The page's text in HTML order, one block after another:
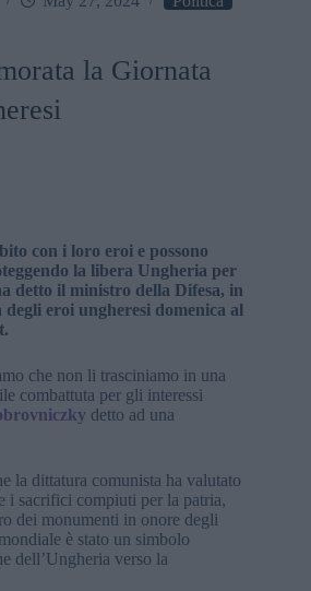
la Giornata
con i loro eroi e possono
la libera Ungheria per
detto il ministro della Difesa, in
degli eroi ungheresi domenica al
che non li trasciniamo in una
combattuta per gli interessi
detto ad una
la dittatura comunista ha valutato
i sacrifici compiuti per la patria,
dei monumenti in onore degli
è stato un simbolo
dell’Ungheria verso la